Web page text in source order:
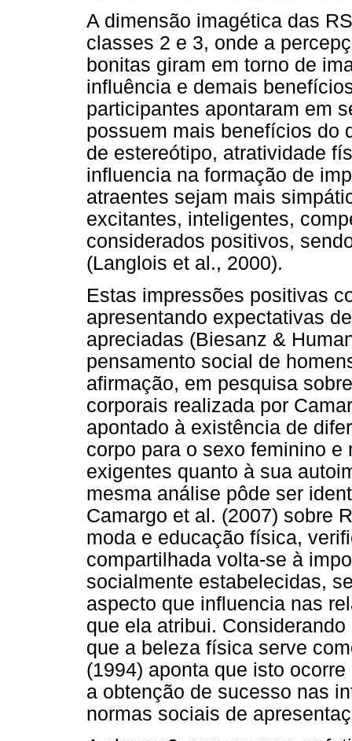
A dimensão imagética das
classes 2 e 3, onde a
bonitas giram em torno de
influência e demais
participantes apontaram em
possuem mais benefícios do
de estereótipo, atratividade
influencia na formação de
atraentes sejam mais
excitantes, inteligentes,
considerados positivos,
(Langlois et al., 2000).
Estas impressões positivas
apresentando expectativas
apreciadas (Biesanz &
pensamento social de
afirmação, em pesquisa
corporais realizada por
apontado à existência de
corpo para o sexo feminino
exigentes quanto à sua
mesma análise pôde ser
Camargo et al. (2007) sobre
moda e educação física,
compartilhada volta-se à
socialmente estabelecidas,
aspecto que influencia nas
que ela atribui.
que a beleza física serve
(1994) aponta que isto
a obtenção de sucesso nas
normas sociais de